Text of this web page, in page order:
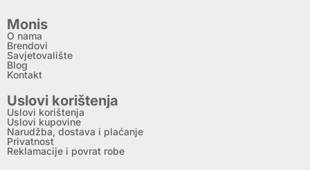
Monis
O nama
Brendovi
Savjetovalište
Blog
Kontakt
Uslovi korištenja
Uslovi korištenja
Uslovi kupovine
Narudžba, dostava i plaćanje
Privatnost
Reklamacije i povrat robe